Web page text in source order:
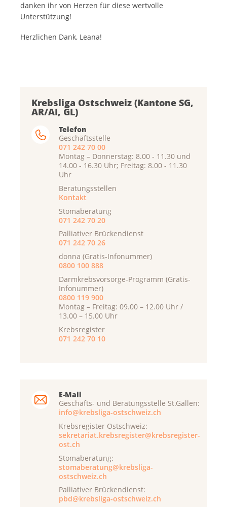
danken ihr von Herzen für diese wertvolle
Unterstützung!
Herzlichen Dank, Leana!
Krebsliga Ostschweiz (Kantone SG,
AR/AI, GL)
Telefon
Geschäftsstelle
071 242 70 00
Montag – Donnerstag: 8.00 - 11.30 und
14.00 - 16.30 Uhr; Freitag: 8.00 - 11.30
Uhr
Beratungsstellen
Kontakt
Stomaberatung
071 242 70 20
Palliativer Brückendienst
071 242 70 26
donna (Gratis-Infonummer)
0800 100 888
Darmkrebsvorsorge-Programm (Gratis-
Infonummer)
0800 119 900
Montag – Freitag: 09.00 – 12.00 Uhr /
13.00 – 15.00 Uhr
Krebsregister
071 242 70 10
E-Mail
Geschäfts- und Beratungsstelle St.Gallen:
info@krebsliga-ostschweiz.ch
Krebsregister Ostschweiz:
sekretariat.krebsregister@krebsregister-
ost.ch
Stomaberatung:
stomaberatung@krebsliga-
ostschweiz.ch
Palliativer Brückendienst:
pbd@krebsliga-ostschweiz.ch